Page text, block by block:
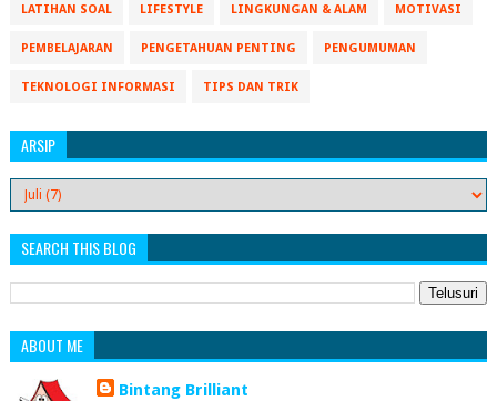
LATIHAN SOAL LIFESTYLE LINGKUNGAN & ALAM MOTIVASI
PEMBELAJARAN PENGETAHUAN PENTING PENGUMUMAN
TEKNOLOGI INFORMASI TIPS DAN TRIK
ARSIP
SEARCH THIS BLOG
ABOUT ME
Bintang Brilliant